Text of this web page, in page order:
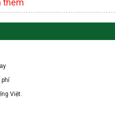
thêm
phí
Việt.